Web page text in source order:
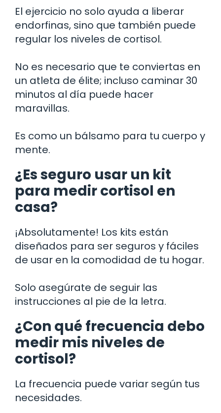
El ejercicio no solo ayuda a liberar
endorfinas, sino que también puede
regular los niveles de cortisol.
No es necesario que te conviertas en
un atleta de élite; incluso caminar 30
minutos al día puede hacer
maravillas.
Es como un bálsamo para tu cuerpo y
mente.
¿Es seguro usar un kit
para medir cortisol en
casa?
¡Absolutamente! Los kits están
diseñados para ser seguros y fáciles
de usar en la comodidad de tu hogar.
Solo asegúrate de seguir las
instrucciones al pie de la letra.
¿Con qué frecuencia debo
medir mis niveles de
cortisol?
La frecuencia puede variar según tus
necesidades.